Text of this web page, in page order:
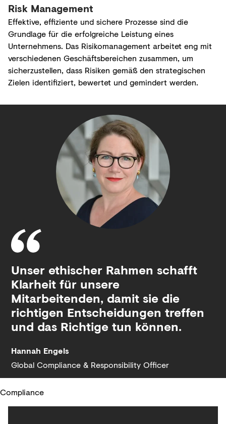
Risk Management
Effektive, effiziente und sichere Prozesse sind die
Grundlage für die erfolgreiche Leistung eines
Unternehmens. Das Risikomanagement arbeitet eng mit
verschiedenen Geschäftsbereichen zusammen, um
sicherzustellen, dass Risiken gemäß den strategischen
Zielen identifiziert, bewertet und gemindert werden.
Unser ethischer Rahmen schafft
Klarheit für unsere
Mitarbeitenden, damit sie die
richtigen Entscheidungen treffen
und das Richtige tun können.
Hannah Engels
Global Compliance & Responsibility Officer
Compliance